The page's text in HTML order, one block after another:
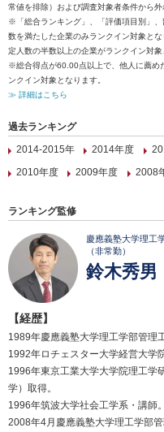
常値を排除）および調査対象者条件から
※「総合ランキング」、「評価項目別」
数を満たした企業のみランクイン対象と
定人数の半数以上の企業がランクイン対象
※総合得点が60.00点以上で、他人に薦め
ンクイン対象となります。
≫ 詳細はこちら
過去ランキング
2014-2015年
2014年度
2010年度
2009年度 2008
ランキング監修
慶應義塾大学理工
（非常勤）
鈴木秀男
【経歴】
1989年慶應義塾大学理工学部管理
1992年ロチェスター大学経営大学
1996年東京工業大学大学院理工学
学）取得。
1996年筑波大学社会工学系・講師
2008年4月慶應義塾大学理工学部